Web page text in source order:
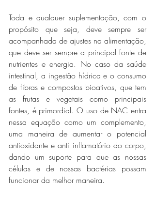
Toda e qualquer suplementação, com o
propósito que seja, deve sempre ser
acompanhada de ajustes na alimentação,
que deve ser sempre a principal fonte de
nutrientes e energia. No caso da saúde
intestinal, a ingestão hídrica e o consumo
de fibras e compostos bioativos, que tem
as frutas e vegetais como principais
fontes, é primordial. O uso de NAC entra
nessa equação como um complemento,
uma maneira de aumentar o potencial
antioxidante e anti inflamatório do corpo,
dando um suporte para que as nossas
células e de nossas bactérias possam
funcionar da melhor maneira.